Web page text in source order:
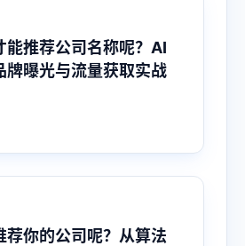
能推荐公司名称呢？AI
牌曝光与流量获取实战
荐你的公司呢？从算法